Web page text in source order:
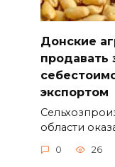
Донские
продавать
экспортом
области
0 26